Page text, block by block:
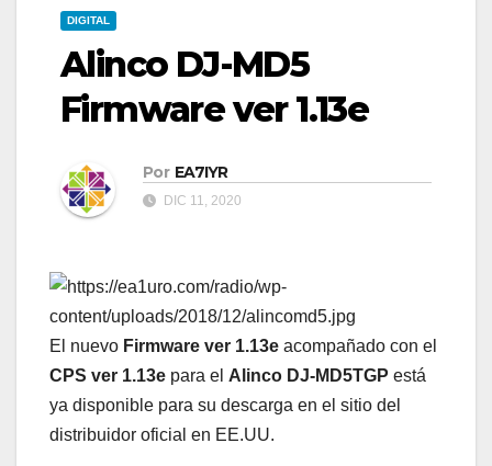
DIGITAL
Alinco DJ-MD5
Firmware ver 1.13e
Por EA7IYR
DIC 11, 2020
El nuevo Firmware ver 1.13e acompañado con el
CPS ver 1.13e para el Alinco DJ-MD5TGP está
ya disponible para su descarga en el sitio del
distribuidor oficial en EE.UU.